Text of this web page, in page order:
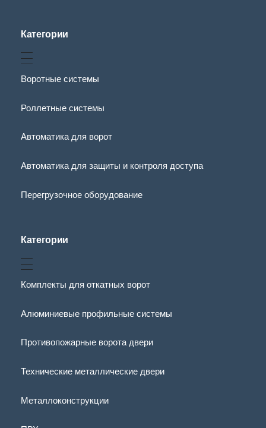
Категории
Воротные системы
Роллетные системы
Автоматика для ворот
Автоматика для защиты и контроля доступа
Перегрузочное оборудование
Категории
Комплекты для откатных ворот
Алюминиевые профильные системы
Противопожарные ворота двери
Технические металлические двери
Металлоконструкции